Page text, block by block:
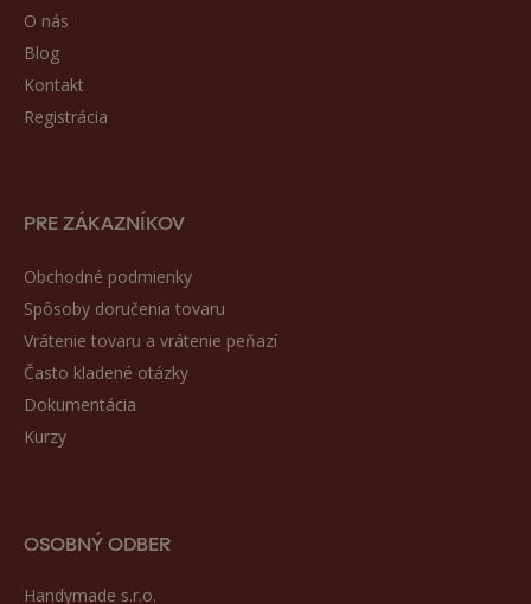
O nás
Blog
Kontakt
Registrácia
PRE ZÁKAZNÍKOV
Obchodné podmienky
Spôsoby doručenia tovaru
Vrátenie tovaru a vrátenie peňazí
Často kladené otázky
Dokumentácia
Kurzy
OSOBNÝ ODBER
Handymade s.r.o.